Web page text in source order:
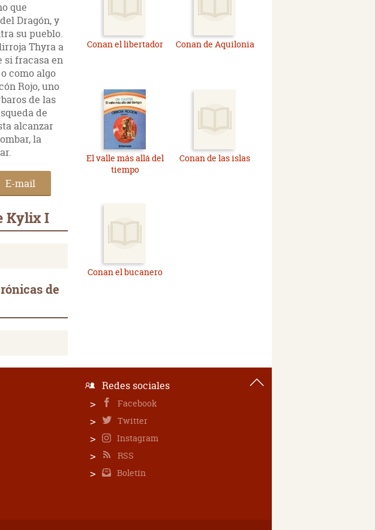
que
Dragón, y
su pueblo.
Thyra a
si fracasa en
como algo
Rojo, uno
de las
de
alcanzar
la
E-mail
Kylix I
de
Conan el libertador Conan de Aquilonia
El valle más allá del
tiempo
Conan de las islas
Conan el bucanero
Redes sociales
Facebook
Twitter
Instagram
RSS
Boletín